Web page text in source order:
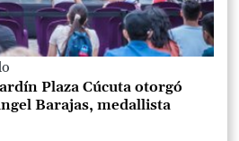
Plaza Cúcuta otorgó
Barajas, medallista